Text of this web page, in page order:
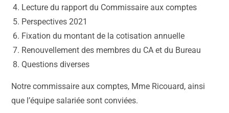
Lecture du rapport du Commissaire aux comptes
Perspectives 2021
Fixation du montant de la cotisation annuelle
Renouvellement des membres du CA et du Bureau
Questions diverses
Notre commissaire aux comptes, Mme Ricouard, ainsi
que l’équipe salariée sont conviées.